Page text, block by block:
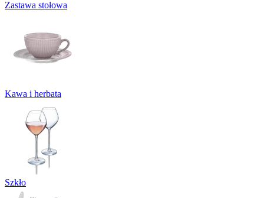
Zastawa stołowa
Kawa i herbata
Szkło